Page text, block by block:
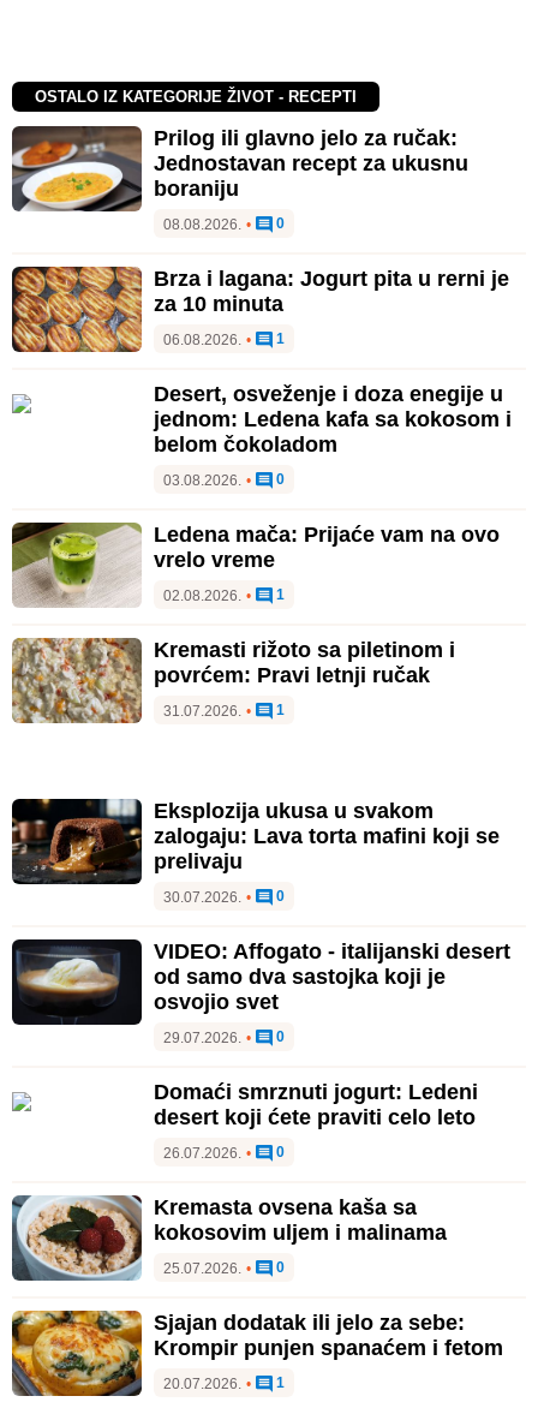
OSTALO IZ KATEGORIJE ŽIVOT - RECEPTI
Prilog ili glavno jelo za ručak:
Jednostavan recept za ukusnu
boraniju
08.08.2026. • 0
Brza i lagana: Jogurt pita u rerni je
za 10 minuta
06.08.2026. • 1
Desert, osveženje i doza enegije u
jednom: Ledena kafa sa kokosom i
belom čokoladom
03.08.2026. • 0
Ledena mača: Prijaće vam na ovo
vrelo vreme
02.08.2026. • 1
Kremasti rižoto sa piletinom i
povrćem: Pravi letnji ručak
31.07.2026. • 1
Eksplozija ukusa u svakom
zalogaju: Lava torta mafini koji se
prelivaju
30.07.2026. • 0
VIDEO: Affogato - italijanski desert
od samo dva sastojka koji je
osvojio svet
29.07.2026. • 0
Domaći smrznuti jogurt: Ledeni
desert koji ćete praviti celo leto
26.07.2026. • 0
Kremasta ovsena kaša sa
kokosovim uljem i malinama
25.07.2026. • 0
Sjajan dodatak ili jelo za sebe:
Krompir punjen spanaćem i fetom
20.07.2026. • 1